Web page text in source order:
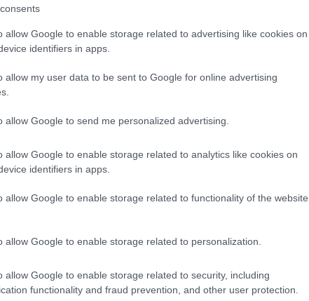
allow Google to enable storage related to advertising like cookies on
identifiers in apps.
allow my user data to be sent to Google for online advertising
allow Google to send me personalized advertising.
allow Google to enable storage related to analytics like cookies on
identifiers in apps.
allow Google to enable storage related to functionality of the website
allow Google to enable storage related to personalization.
allow Google to enable storage related to security, including
functionality and fraud prevention, and other user protection.
24.
ösztönző
INTERJÚ
Erős
van túl az
Bank –